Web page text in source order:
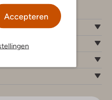
Accepteren